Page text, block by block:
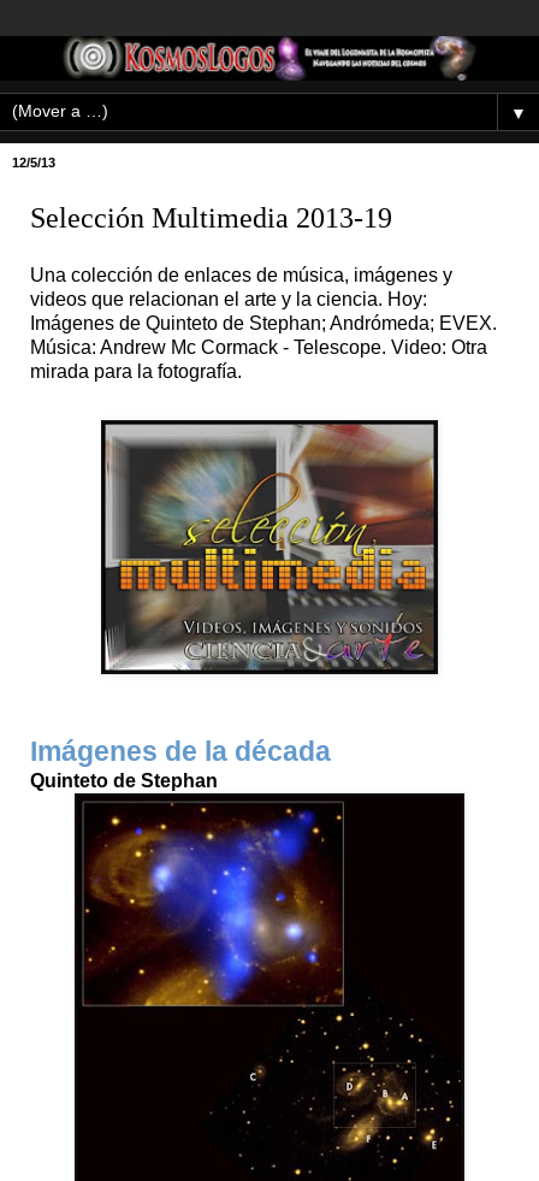
▼
12/5/13
Selección Multimedia 2013-19
Una colección de enlaces de música, imágenes y
videos que relacionan el arte y la ciencia. Hoy:
Imágenes de Quinteto de Stephan; Andrómeda; EVEX.
Música: Andrew Mc Cormack - Telescope. Video: Otra
mirada para la fotografía.
Imágenes de la década
Quinteto de Stephan